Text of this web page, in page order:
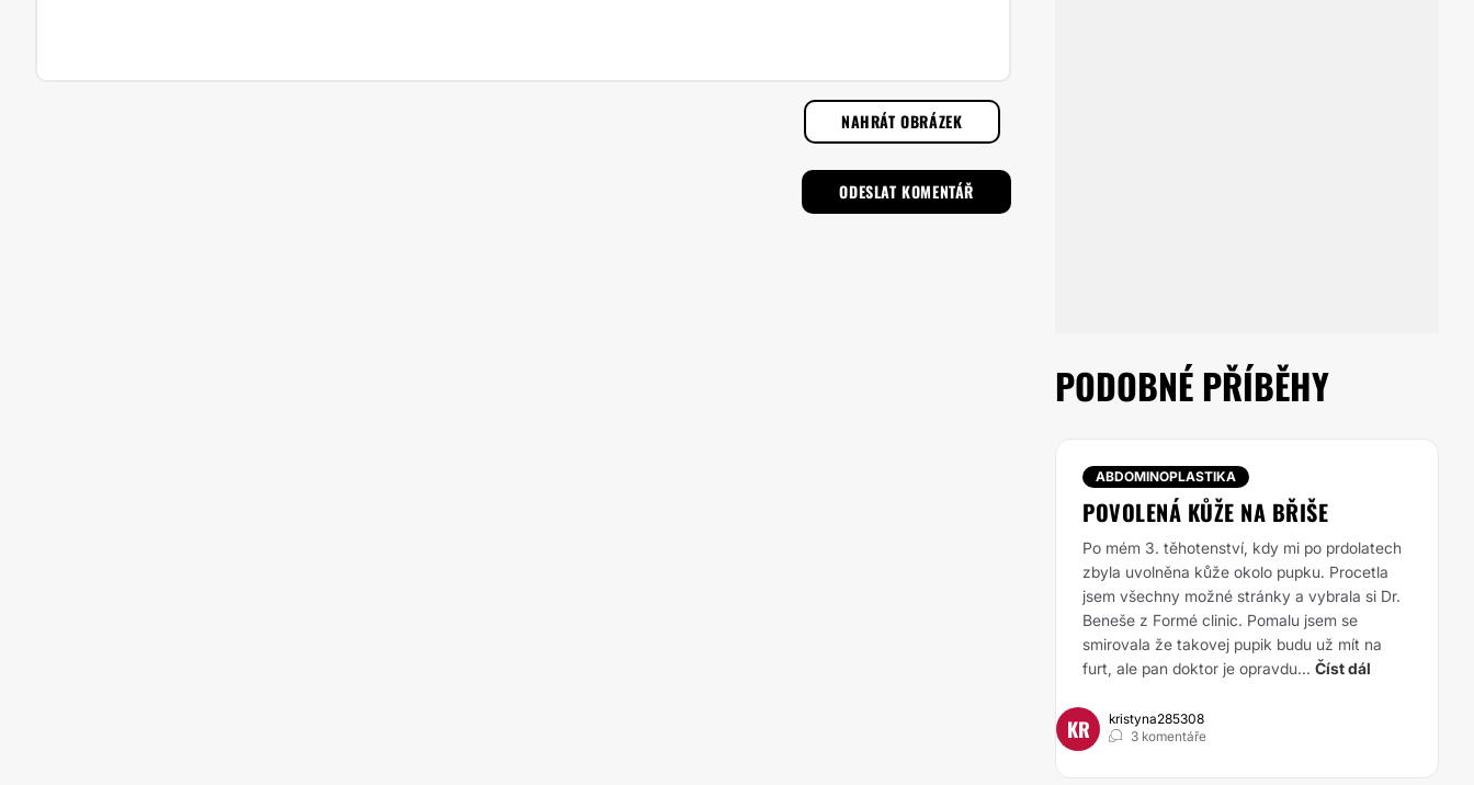
NAHRÁT OBRÁZEK
PODOBNÉ PŘÍBĚHY
ABDOMINOPLASTIKA
POVOLENÁ KŮŽE NA BŘIŠE
Po mém 3. těhotenství, kdy mi po prdolatech
zbyla uvolněna kůže okolo pupku. Procetla
jsem všechny možné stránky a vybrala si Dr.
Beneše z Formé clinic. Pomalu jsem se
smirovala že takovej pupik budu už mít na
furt, ale pan doktor je opravdu... Číst dál
KR
kristyna285308
3 komentáře